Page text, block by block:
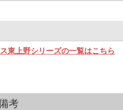
東上野シリーズの一覧はこちら
考